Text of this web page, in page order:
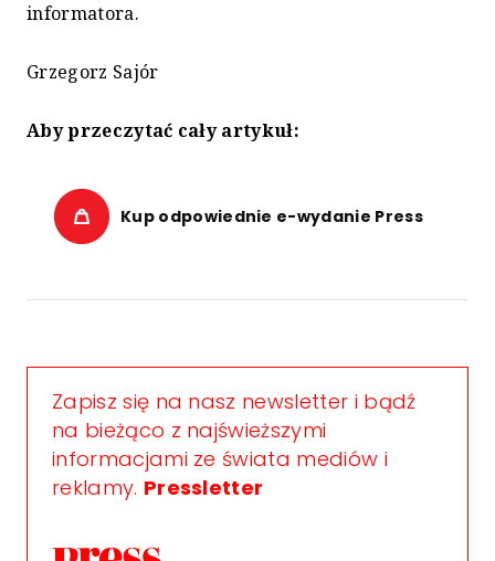
informatora.
Grzegorz Sajór
Aby przeczytać cały artykuł:
Kup odpowiednie e-wydanie Press
Zapisz się na nasz newsletter i bądź
na bieżąco z najświeższymi
informacjami ze świata mediów i
reklamy. Pressletter